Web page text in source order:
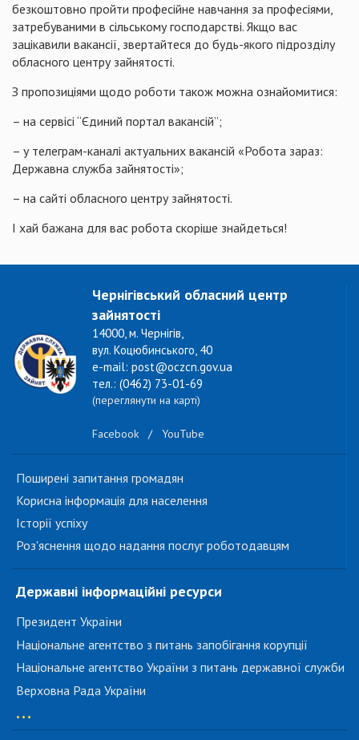
безкоштовно пройти професійне навчання за професіями,
затребуваними в сільському господарстві. Якщо вас
зацікавили вакансії, звертайтеся до будь-якого підрозділу
обласного центру зайнятості.
З пропозиціями щодо роботи також можна ознайомитися:
– на сервісі “Єдиний портал вакансій”;
– у телеграм-каналі актуальних вакансій «Робота зараз:
Державна служба зайнятості»;
– на сайті обласного центру зайнятості.
І хай бажана для вас робота скоріше знайдеться!
Чернігівський обласний центр
зайнятості
14000, м. Чернігів,
вул. Коцюбинського, 40
e-mail: post@oczcn.gov.ua
тел.: (0462) 73-01-69
(переглянути на карті)
Facebook / YouTube
Поширені запитання громадян
Корисна інформація для населення
Історії успіху
Роз'яснення щодо надання послуг роботодавцям
Державні інформаційні ресурси
Президент України
Національне агентство з питань запобігання корупції
Національне агентство України з питань державної служби
Верховна Рада України
...